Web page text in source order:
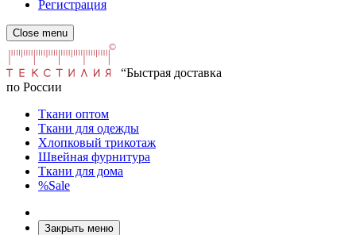
Регистрация
Close menu
“Быстрая доставка
по России
Ткани оптом
Ткани для одежды
Хлопковый трикотаж
Швейная фурнитура
Ткани для дома
%Sale
Закрыть меню